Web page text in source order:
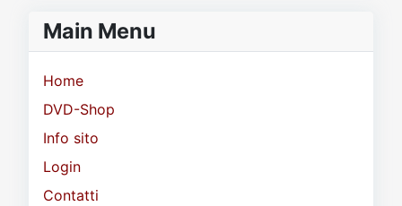
Main Menu
Home
DVD-Shop
Info sito
Login
Contatti